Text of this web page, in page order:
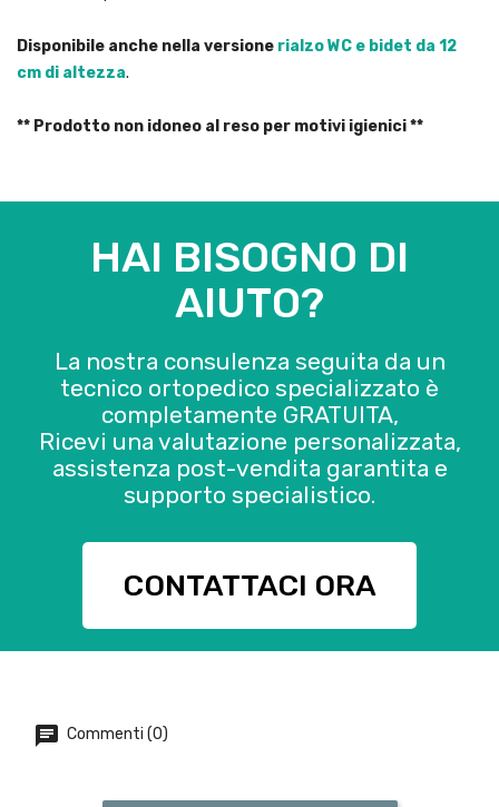
Disponibile anche nella versione rialzo WC e bidet da 12
cm di altezza.
** Prodotto non idoneo al reso per motivi igienici **
HAI BISOGNO DI
AIUTO?
La nostra consulenza seguita da un
tecnico ortopedico specializzato è
completamente GRATUITA,
Ricevi una valutazione personalizzata,
assistenza post-vendita garantita e
supporto specialistico.
CONTATTACI ORA
Commenti (0)